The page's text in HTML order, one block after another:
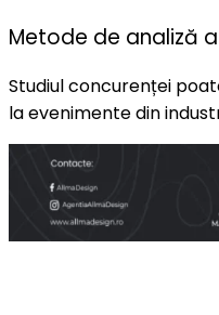
Metode de analiză
Studiul concurenței
la evenimente din